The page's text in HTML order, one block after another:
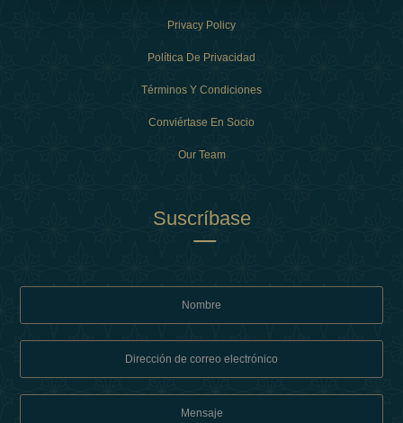
Privacy Policy
Política De Privacidad
Términos Y Condiciones
Conviértase En Socio
Our Team
Suscríbase